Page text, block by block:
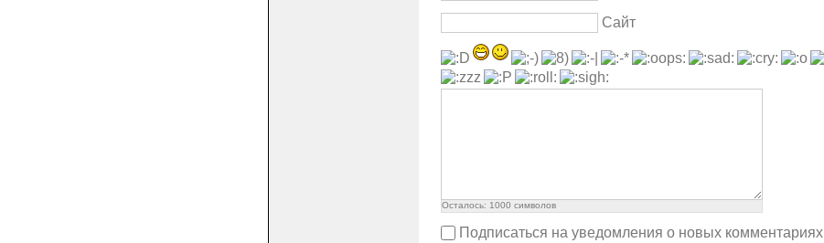
Сайт
Осталось: 1000 символов
Подписаться на уведомления о новых комментариях